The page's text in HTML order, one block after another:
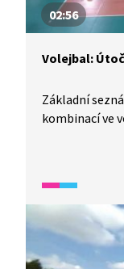
02:56
Volejbal:
Základní
kombinací ve